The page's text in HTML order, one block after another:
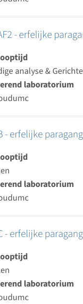
- erfelijke
analyse &
laboratorium
- erfelijke
laboratorium
- erfelijke
laboratorium